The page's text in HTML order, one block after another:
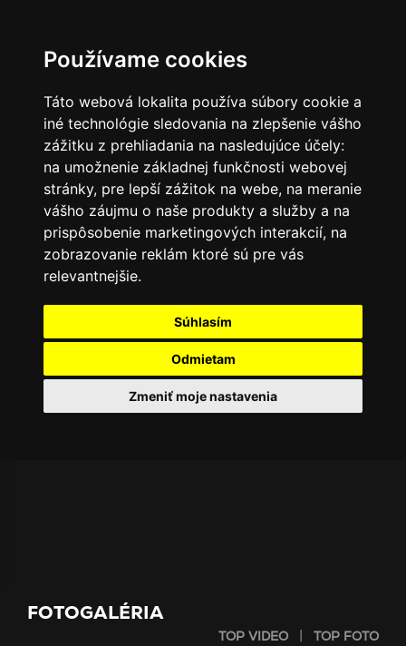
Používame cookies
Táto webová lokalita používa súbory cookie a
iné technológie sledovania na zlepšenie vášho
zážitku z prehliadania na nasledujúce účely:
na umožnenie základnej funkčnosti webovej
stránky, pre lepší zážitok na webe, na meranie
vášho záujmu o naše produkty a služby a na
prispôsobenie marketingových interakcií, na
zobrazovanie reklám ktoré sú pre vás
relevantnejšie.
Súhlasím
Odmietam
Zmeniť moje nastavenia
FOTOGALÉRIA
TOP VIDEO | TOP FOTO